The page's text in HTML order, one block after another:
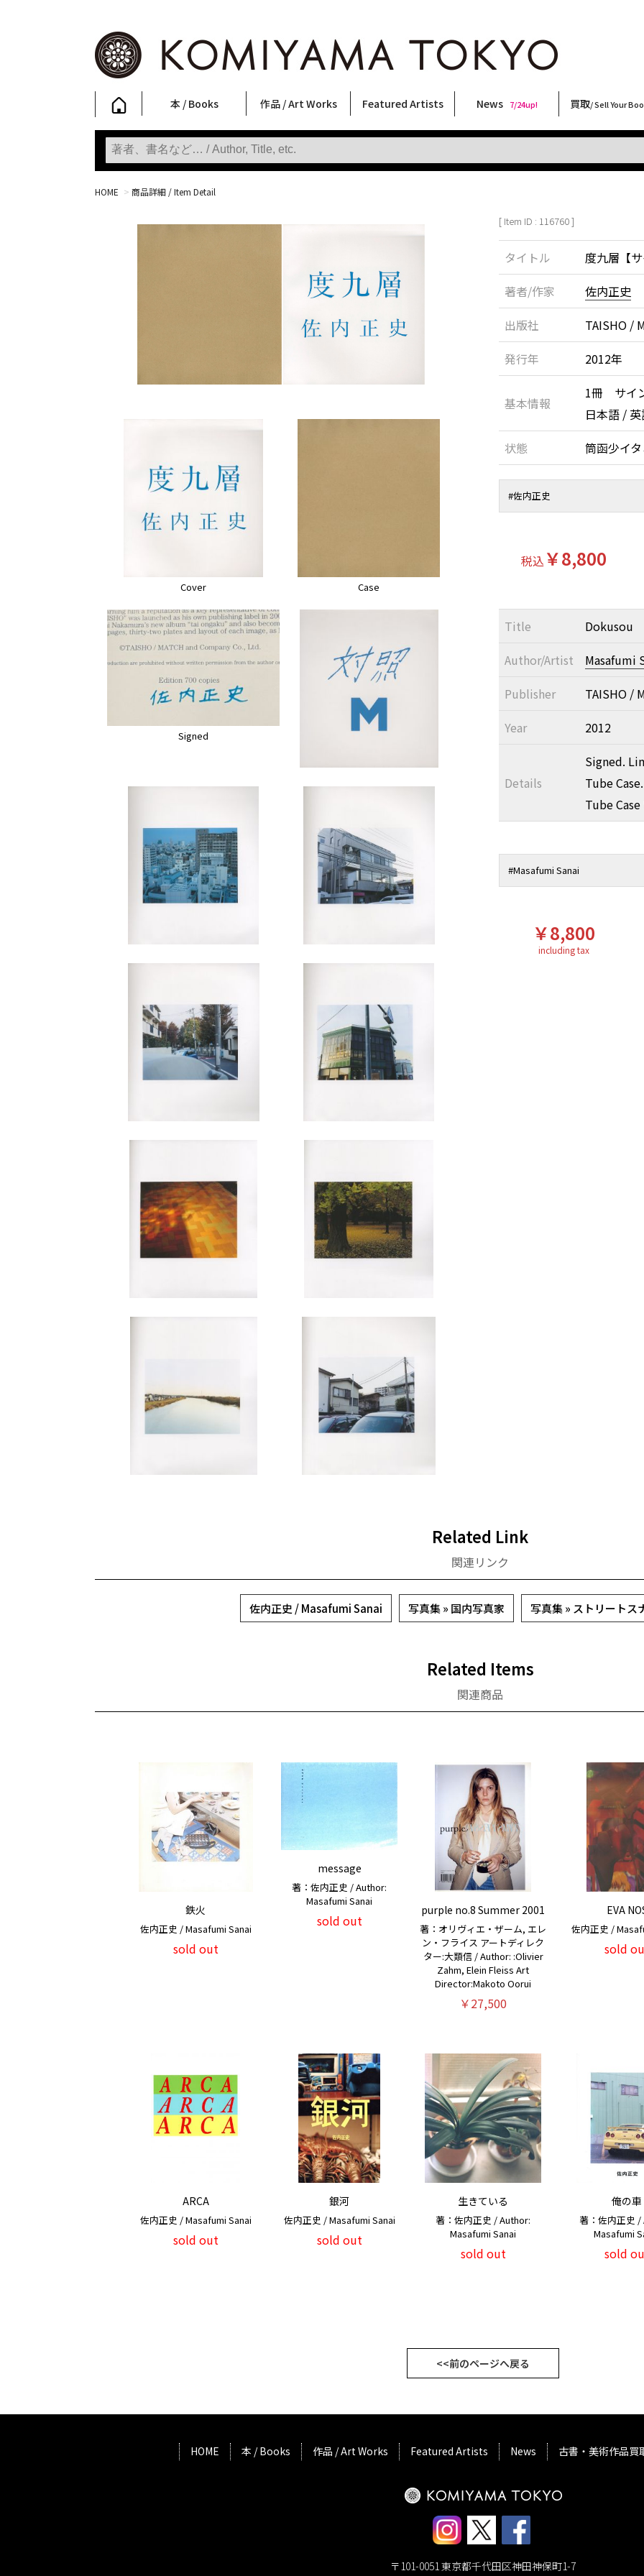
本 / Books
写真集
Photobooks
ファッション
Fashion
アート / 美術
Art
文学・人文
Literature & Humanities
日本文化
Japanese Culture
新刊
New Books
SALE
SALE
作品 / Art Works
フォトグラフィー
Photography
ポスター
Posters
ストリートアート
Street Art
立体・その他
Sculptures / etc
アートワークス
Art Works
Primary Artworks
KOMIYAMA TOKYO ART LABEL
版画
Prints
Featured Artists
稲嶺啓一(東風終)
村田言恵
丸岡和吾
Rico Casella
キム・ロートン
菅谷晋一
柴田亜美
内藤啓介
CHRIS
秋赤音
春川ナミオ
佐伯俊男
大西洋介
横尾忠則
林月光
森山大道
三島剛
大類信
北島敬三
COOKIE
三島由紀夫
内藤ルネ
須藤昌人
二本木里美
天野タケル
News 7/24up!
新着・おすすめ商品 9/7up!
フェア・イベント情報 7/24up!
お店からのお知らせ 6/1up!
買取/ Sell Your
買取ブログ
買取専用フォー
古書 / 古本の買
美術品の買取
出張買取につい
宅配買取につい
店頭買取につい
よくある質問
HOME > 商品詳細 / Item Detail
Cover Case
Signed
[ Item ID : 116760 ]
タイトル
度九層【
著者/作家
佐内正史
出版社
TAISHO /
発行年
2012年
基本情報
1冊 サイ
日本語 /
状態
筒函少イ
#佐内正史
税込 ￥8,800
Title
Dokusou
Author/Artist
Masafumi
Publisher
TAISHO /
Year
2012
Details
Signed.
Tube
Tube
#Masafumi Sanai
￥8,800
including tax
Related Link
関連リンク
佐内正史 / Masafumi Sanai 写真集 » 国内写真家 写真集 » ストリートス
Related Items
関連商品
鉄火
佐内正史 / Masafumi Sanai
sold out
message
著：佐内正史 / Author:
Masafumi Sanai
sold out
purple no.8 Summer 2001
著：オリヴィエ・ザーム, エレ
ン・フライス アートディレク
ター:大類信 / Author: :Olivier
Zahm, Elein Fleiss Art
Director:Makoto Oorui
￥27,500
EVA
佐内正史 /
sold
ARCA
佐内正史 / Masafumi Sanai
sold out
銀河
佐内正史 / Masafumi Sanai
sold out
生きている
著：佐内正史 / Author:
Masafumi Sanai
sold out
俺の車
著：佐内正史 /
Masafumi
sold
<<前のページへ戻る
HOME 本 / Books 作品 / Art Works Featured Artists News 古書・美術作品買
〒101-0051 東京都千代田区神田神保町1-7